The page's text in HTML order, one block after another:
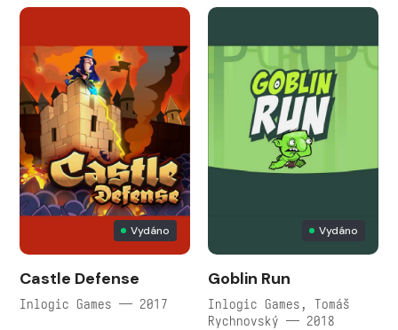
Vydáno
Castle Defense
Inlogic Games — 2017
Vydáno
Goblin Run
Inlogic Games, Tomáš
Rychnovský — 2018